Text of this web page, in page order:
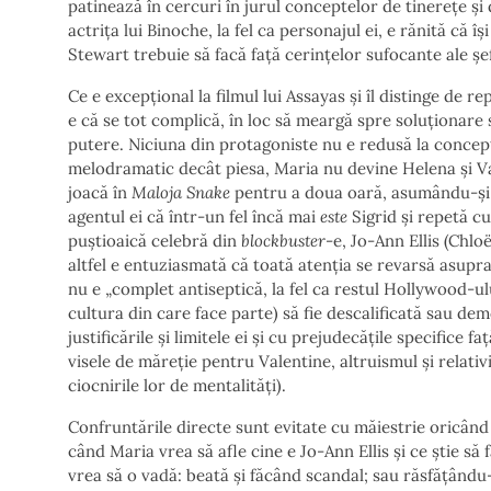
patinează în cercuri în jurul conceptelor de tinerețe și
actrița lui Binoche, la fel ca personajul ei, e rănită că
Stewart trebuie să facă față cerințelor sufocante ale
Ce e excepțional la filmul lui Assayas și îl distinge de
e că se tot complică, în loc să meargă spre
putere. Niciuna din protagoniste nu e redusă la
melodramatic decât piesa, Maria nu devine Helena și
joacă în Maloja Snake pentru a doua oară, asumându-
agentul ei că într-un fel încă mai este Sigrid și repetă
puștioaică celebră din blockbuster-e, Jo-Ann Ellis
altfel e entuziasmată că toată atenția se revarsă
nu e „complet antiseptică, la fel ca restul Hollywood-
cultura din care face parte) să fie descalificată sau
justificările și limitele ei și cu prejudecățile specifice
visele de măreție pentru Valentine, altruismul și
ciocnirile lor de mentalități).
Confruntările directe sunt evitate cu măiestrie
când Maria vrea să afle cine e Jo-Ann Ellis și ce știe
vrea să o vadă: beată și făcând scandal; sau